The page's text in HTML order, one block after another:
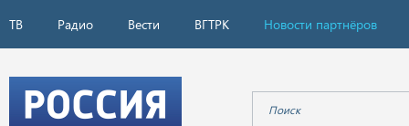
ТВ Радио Вести ВГТРК Новости партнёров